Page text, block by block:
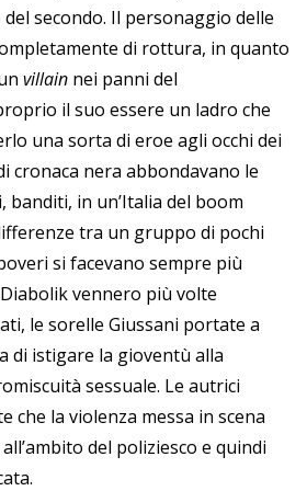
secondo. Il personaggio delle
di rottura, in quanto
villain nei panni del
il suo essere un ladro che
una sorta di eroe agli occhi dei
cronaca nera abbondavano le
in un’Italia del boom
tra un gruppo di pochi
si facevano sempre più
vennero più volte
le sorelle Giussani portate a
di istigare la gioventù alla
sessuale. Le autrici
che la violenza messa in scena
del poliziesco e quindi